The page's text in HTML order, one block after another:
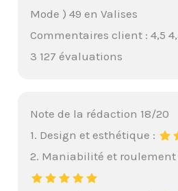
Mode ) 49 en Valises
Commentaires client : 4,5
3 127 évaluations
Note de la rédaction 18/20
1. Design et esthétique :
2. Maniabilité et roulement